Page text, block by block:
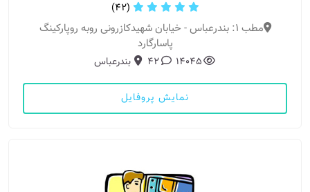
(42)
مطب 1: بندرعباس - خیابان شهیدکازرونی روبه روپارکینگ
پاسارگارد
14045
42 بندرعباس
نمایش پروفایل